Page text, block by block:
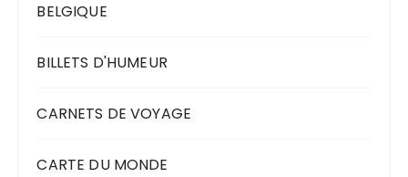
BELGIQUE
BILLETS D'HUMEUR
CARNETS DE VOYAGE
CARTE DU MONDE